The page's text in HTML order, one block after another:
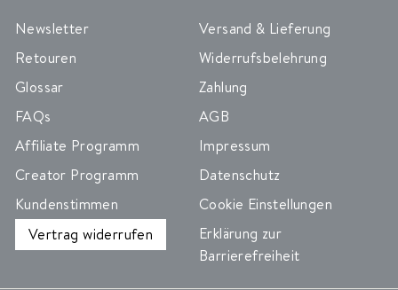
Newsletter
Retouren
Glossar
FAQs
Affiliate Programm
Creator Programm
Kundenstimmen
Vertrag widerrufen
Versand & Lieferung
Widerrufsbelehrung
Zahlung
AGB
Impressum
Datenschutz
Cookie Einstellungen
Erklärung zur
Barrierefreiheit